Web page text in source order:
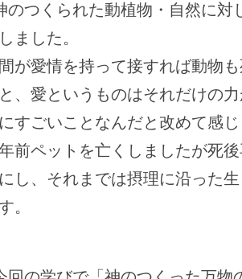
のつくられた動植物・自然に対
ました。
が愛情を持って接すれば動物
、愛というものはそれだけの
すごいことなんだと改めて感
前ペットを亡くしましたが死
し、それまでは摂理に沿った
。